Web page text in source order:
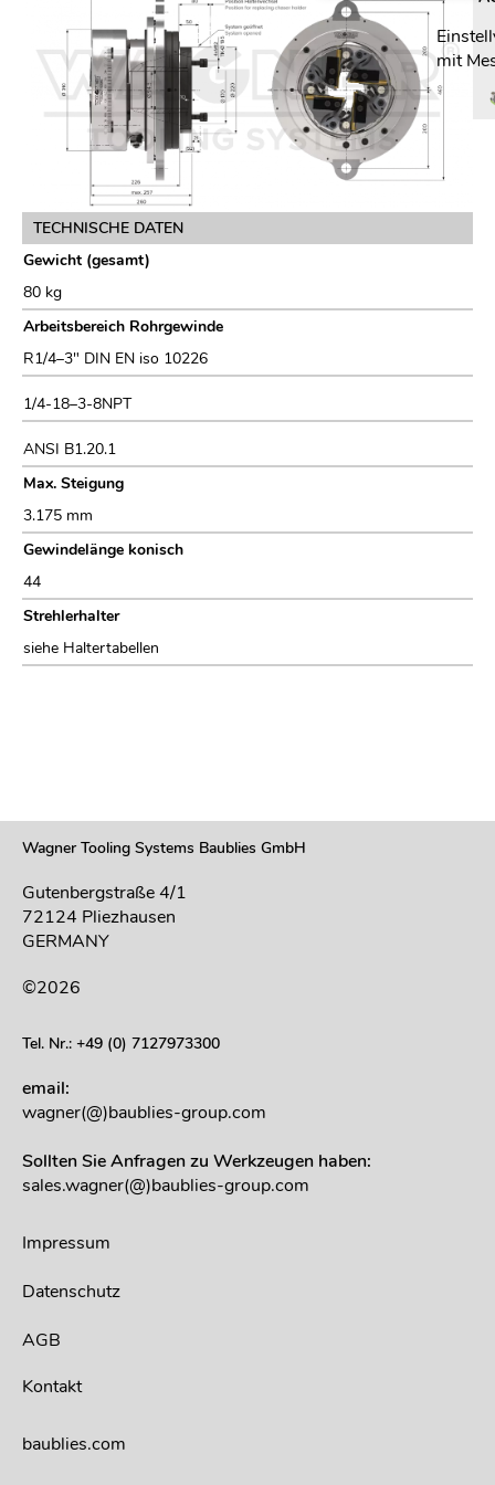
TECHNISCHE DATEN
Gewicht (gesamt)
80 kg
Arbeitsbereich Rohrgewinde
R1/4–3″ DIN EN iso 10226
1/4-18–3-8NPT
ANSI B1.20.1
Max. Steigung
3.175 mm
Gewindelänge konisch
44
Strehlerhalter
siehe Haltertabellen
mit
Wagner Tooling Systems Baublies GmbH
Gutenbergstraße 4/1
72124 Pliezhausen
GERMANY
©2026
Tel. Nr.: +49 (0) 7127973300
email:
wagner(@)baublies-group.com
Sollten Sie Anfragen zu Werkzeugen haben:
sales.wagner(@)baublies-group.com
Impressum
Datenschutz
AGB
Kontakt
baublies.com